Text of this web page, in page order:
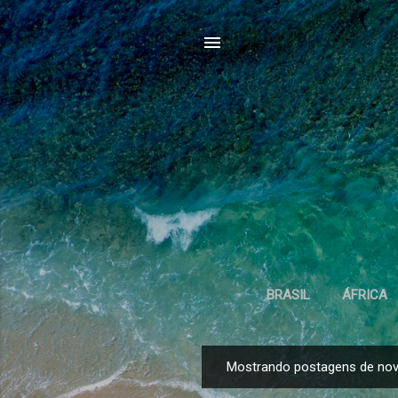
BRASIL ÁFRICA
Mostrando postagens de